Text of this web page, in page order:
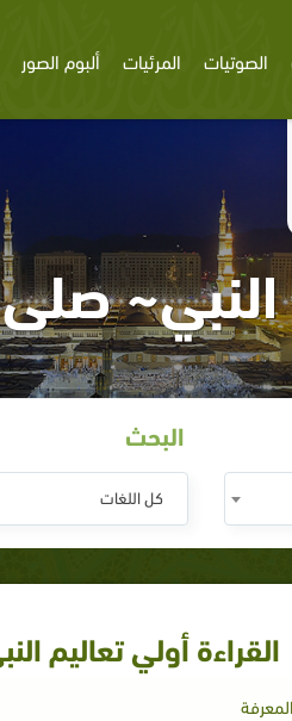
الصوتيات المرئيات ألبوم الصور
النبي~
البحث
كل اللغات
القراءة أولي تعاليم